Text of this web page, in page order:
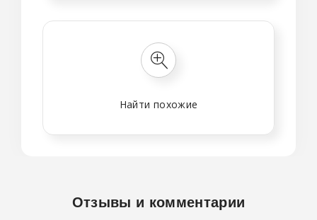
Найти похожие
Отзывы и комментарии